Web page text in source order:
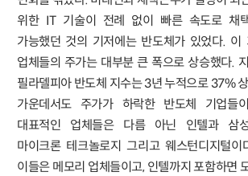
위한 IT 기술이 전례 없이 빠른 속도로 채
가능했던 것의 기저에는 반도체가 있었다. 이
업체들의 주가는 대부분 큰 폭으로 상승했다.
필라델피아 반도체 지수는 3년 누적으로 37%
가운데서도 주가가 하락한 반도체 기업들
대표적인 업체들은 다름 아닌 인텔과 삼
마이크론 테크놀로지 그리고 웨스턴디지털이
이들은 메모리 업체들이고, 인텔까지 포함하면